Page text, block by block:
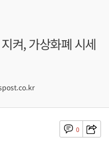
켜, 가상화폐 시세
0